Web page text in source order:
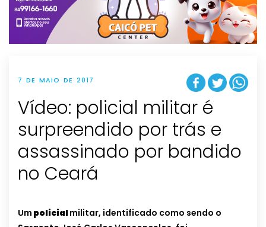
t
i
o
n
7 DE MAIO DE 2017
Vídeo: policial militar é
surpreendido por trás e
assassinado por bandido
no Ceará
Um policialmilitar, identificado como sendo o